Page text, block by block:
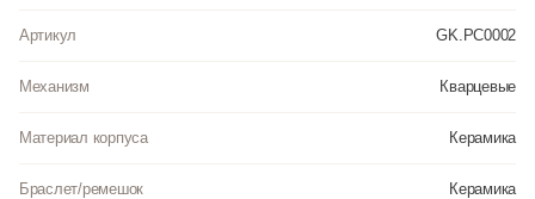
Артикул GK.PC0002
Механизм Кварцевые
Материал корпуса Керамика
Браслет/ремешок Керамика